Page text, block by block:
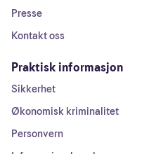
Presse
Kontakt oss
Praktisk informasjon
Sikkerhet
Økonomisk kriminalitet
Personvern